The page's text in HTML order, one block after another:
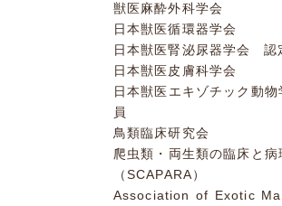
獣医麻酔外科学会
日本獣医循環器学会
日本獣医腎泌尿器学会 認
日本獣医皮膚科学会
日本獣医エキゾチック動
員
鳥類臨床研究会
爬虫類・両生類の臨床と
（SCAPARA）
Association of Exotic